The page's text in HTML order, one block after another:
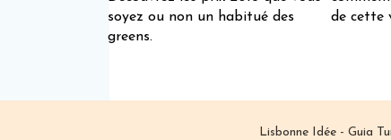
soyez ou non un habitué des
greens.
de cette
Lisbonne Idée - Guia